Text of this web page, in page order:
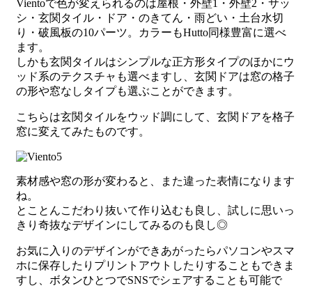
Vientoで色が変えられるのは屋根・外壁1・外壁2・サッ
シ・玄関タイル・ドア・のきてん・雨どい・土台水切
り・破風板の10パーツ。カラーもHutto同様豊富に選べ
ます。
しかも玄関タイルはシンプルな正方形タイプのほかにウ
ッド系のテクスチャも選べますし、玄関ドアは窓の格子
の形や窓なしタイプも選ぶことができます。
こちらは玄関タイルをウッド調にして、玄関ドアを格子
窓に変えてみたものです。
素材感や窓の形が変わると、また違った表情になります
ね。
とことんこだわり抜いて作り込むも良し、試しに思いっ
きり奇抜なデザインにしてみるのも良し◎
お気に入りのデザインができあがったらパソコンやスマ
ホに保存したりプリントアウトしたりすることもできま
すし、ボタンひとつでSNSでシェアすることも可能で